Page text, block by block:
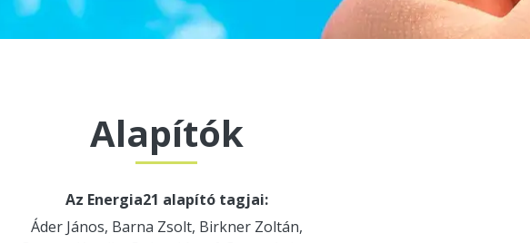
Alapítók
Az Energia21 alapító tagjai:
Áder János, Barna Zsolt, Birkner Zoltán,